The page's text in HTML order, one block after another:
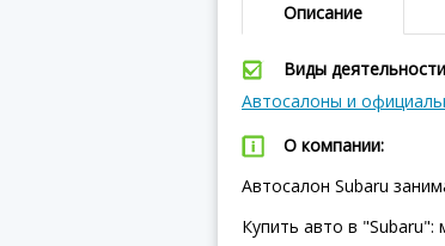
Описание
Виды
Автосалоны и
О компании:
Автосалон Subaru
Купить авто в